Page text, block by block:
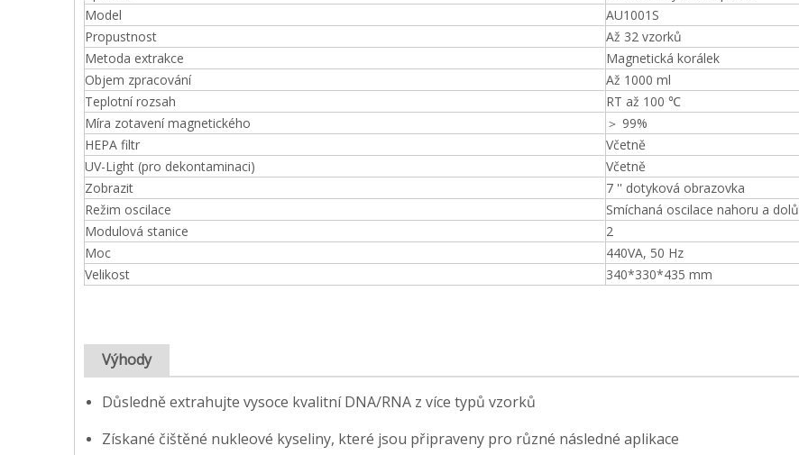
Model
AU1001S
Propustnost
Až 32 vzorků
Metoda extrakce
Magnetická korálek
Objem zpracování
Až 1000 ml
Teplotní rozsah
RT až 100 ℃
Míra zotavení magnetického
＞ 99%
HEPA filtr
Včetně
UV-Light (pro dekontaminaci)
Včetně
Zobrazit
7 '' dotyková obrazovka
Režim oscilace
Smíchaná oscilace nahoru a dolů
Modulová stanice
2
Moc
440VA, 50 Hz
Velikost
340*330*435 mm
Výhody
Důsledně extrahujte vysoce kvalitní DNA/RNA z více typů vzorků
Získané čištěné nukleové kyseliny, které jsou připraveny pro různé následné aplikace